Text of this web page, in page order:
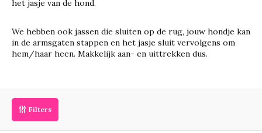
het jasje van de hond.
We hebben ook jassen die sluiten op de rug, jouw hondje kan
in de armsgaten stappen en het jasje sluit vervolgens om
hem/haar heen. Makkelijk aan- en uittrekken dus.
Filters